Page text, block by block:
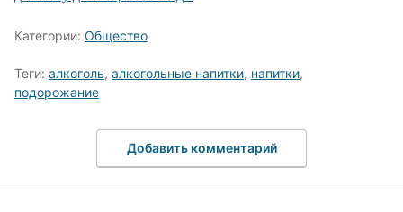
Категории: Общество
Теги: алкоголь, алкогольные напитки, напитки,
подорожание
Добавить комментарий